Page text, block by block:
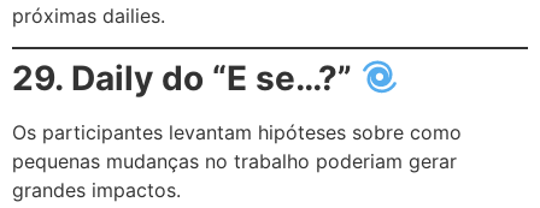
próximas dailies.
29. Daily do “E se…?”
Os participantes levantam hipóteses sobre como
pequenas mudanças no trabalho poderiam gerar
grandes impactos.